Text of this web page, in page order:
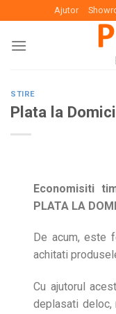
content
Ajutor
STIRE
Plata la
Economisiti
PLATA LA
De acum, este
achitati
Cu ajutorul
deplasati deloc,